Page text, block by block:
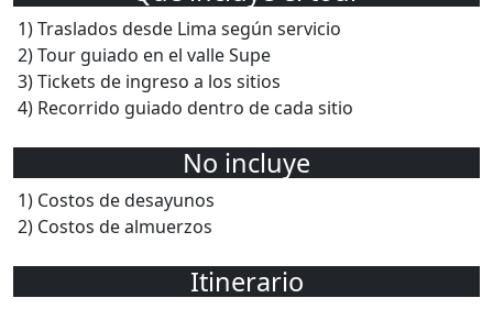
1) Traslados desde Lima según servicio
2) Tour guiado en el valle Supe
3) Tickets de ingreso a los sitios
4) Recorrido guiado dentro de cada sitio
No incluye
1) Costos de desayunos
2) Costos de almuerzos
Itinerario